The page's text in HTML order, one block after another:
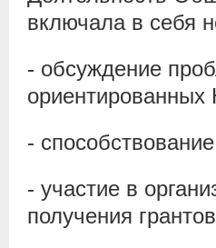
включала в себя
- обсуждение
-
- участие в
получения